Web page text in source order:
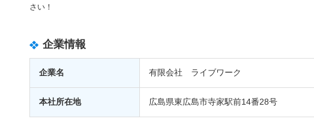
さい！
企業情報
企業名 有限会社 ライブワーク
本社所在地 広島県東広島市寺家駅前14番28号